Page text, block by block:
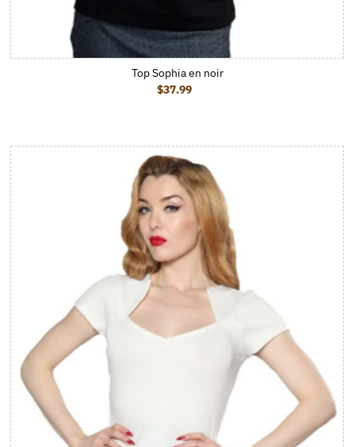
Top Sophia en noir
Prix ordinaire
$37.99